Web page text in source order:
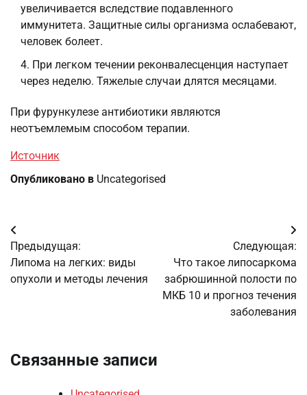
увеличивается вследствие подавленного
иммунитета. Защитные силы организма ослабевают,
человек болеет.
При легком течении реконвалесценция наступает
через неделю. Тяжелые случаи длятся месяцами.
При фурункулезе антибиотики являются
неотъемлемым способом терапии.
Источник
Опубликовано в Uncategorised
Навигация
по
записям
Предыдущая:
Липома на легких: виды
опухоли и методы лечения
Следующая:
Что такое липосаркома
забрюшинной полости по
МКБ 10 и прогноз течения
заболевания
Связанные записи